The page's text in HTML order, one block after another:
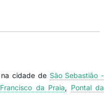
cidade de São Sebastião -
da Praia, Pontal da